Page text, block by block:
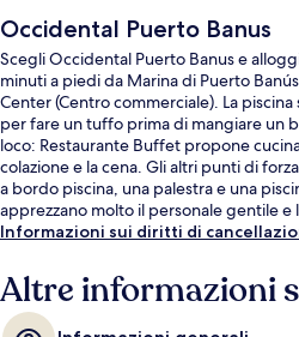
Occidental Puerto Banus
Scegli Occidental Puerto Banus e
minuti a piedi da Marina di Puerto
Center (Centro commerciale). La
per fare un tuffo prima di mangiare un
loco: Restaurante Buffet propone
colazione e la cena. Gli altri punti di
a bordo piscina, una palestra e una
apprezzano molto il personale gentile e
Informazioni sui diritti di
Altre informazioni